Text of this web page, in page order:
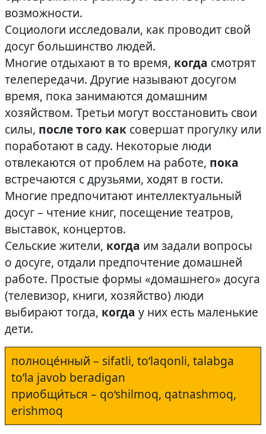
возможности.
Социологи исследовали, как проводит свой
досуг большинство людей.
Многие отдыхают в то время, когда смотрят
телепередачи. Другие называют досугом
время, пока занимаются домашним
хозяйством. Третьи могут восстановить свои
силы, после того как совершат прогулку или
поработают в саду. Некоторые люди
отвлекаются от проблем на работе, пока
встречаются с друзьями, ходят в гости.
Многие предпочитают интеллектуальный
досуг – чтение книг, посещение театров,
выставок, концертов.
Сельские жители, когда им задали вопросы
о досуге, отдали предпочтение домашней
работе. Простые формы «домашнего» досуга
(телевизор, книги, хозяйство) люди
выбирают тогда, когда у них есть маленькие
дети.
полноце́нный – sifatli, to‘laqonli, talabga
to‘la javob beradigan
приобщи́ться – qo‘shilmoq, qatnashmoq,
erishmoq